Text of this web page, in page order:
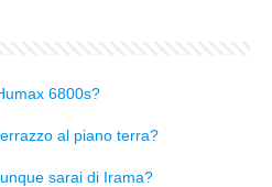
6800s?
al piano terra?
sarai di Irama?